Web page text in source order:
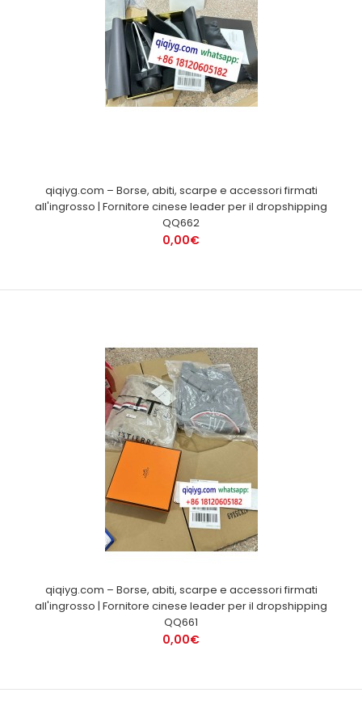
qiqiyg.com – Borse, abiti, scarpe e accessori firmati
all'ingrosso | Fornitore cinese leader per il dropshipping
QQ662
0,00€
qiqiyg.com – Borse, abiti, scarpe e accessori firmati
all'ingrosso | Fornitore cinese leader per il dropshipping
QQ661
0,00€